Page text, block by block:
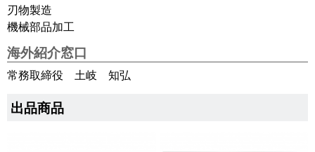
刃物製造
機械部品加工
海外紹介窓口
常務取締役 土岐 知弘
出品商品